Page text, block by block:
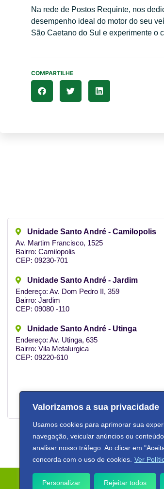
Valorizamos a sua privacidade
Usamos cookies para aprimorar sua
navegação, veicular anúncios ou
analisar nosso tráfego. Ao clicar em
concorda com o uso de cookies. Ver
Personalizar Rejeitar todos
Na rede de Postos Requinte, nos
desempenho ideal do motor do seu
São Caetano do Sul e experimente o
COMPARTILHE
Unidade Santo André - Camilopolis
Av. Martim Francisco, 1525
Bairro: Camilopolis
CEP: 09230-701
Unidade Santo André - Jardim
Endereço: Av. Dom Pedro II, 359
Bairro: Jardim
CEP: 09080 -110
Unidade Santo André - Utinga
Endereço: Av. Utinga, 635
Bairro: Vila Metalurgica
CEP: 09220-610
Copyright ©